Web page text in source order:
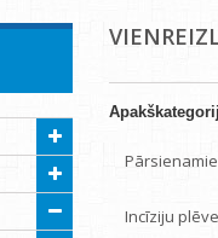
Incīziju